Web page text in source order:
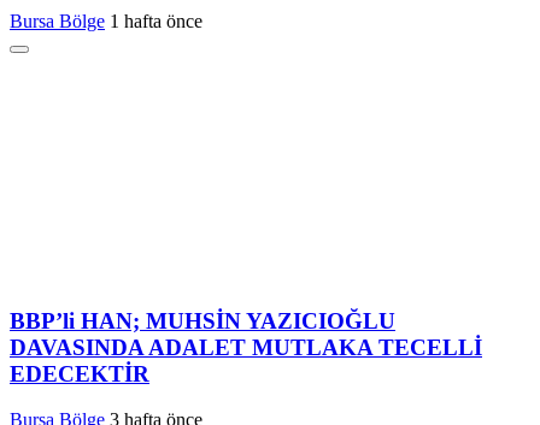
Bursa Bölge 1 hafta önce
BBP’li HAN; MUHSİN YAZICIOĞLU
DAVASINDA ADALET MUTLAKA TECELLİ
EDECEKTİR
Bursa Bölge 3 hafta önce